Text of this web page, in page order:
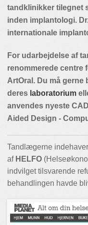
tandklinikker tilegnet
inden implantologi.
internationale
For udarbejdelse af
renommerede centre
ArtOral. Du må gerne
deres laboratorium
anvendes nyeste
Aided Design -
Tandlægerne
af HELFO
indvilget tilsvarende
behandlingen havde